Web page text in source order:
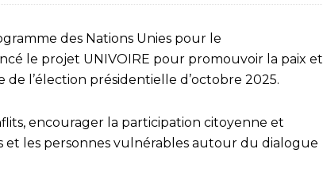
des Nations Unies pour le
le projet UNIVOIRE pour promouvoir la paix et
de l’élection présidentielle d’octobre 2025.
encourager la participation citoyenne et
et les personnes vulnérables autour du dialogue